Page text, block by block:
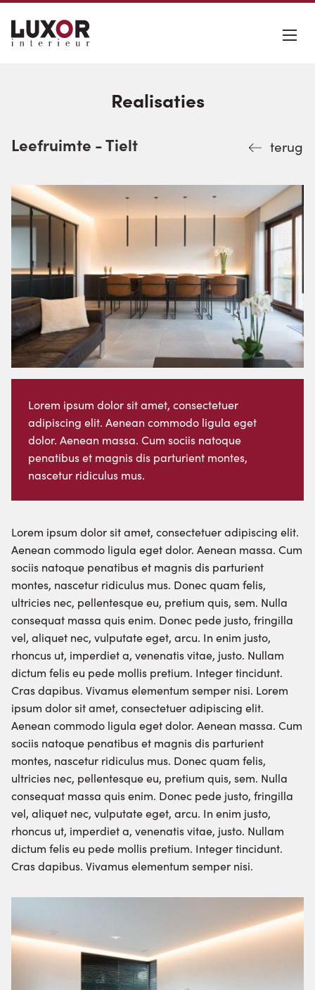
Realisaties
Leefruimte - Tielt terug
Lorem ipsum dolor sit amet, consectetuer
adipiscing elit. Aenean commodo ligula eget
dolor. Aenean massa. Cum sociis natoque
penatibus et magnis dis parturient montes,
nascetur ridiculus mus.
Lorem ipsum dolor sit amet, consectetuer adipiscing elit.
Aenean commodo ligula eget dolor. Aenean massa. Cum
sociis natoque penatibus et magnis dis parturient
montes, nascetur ridiculus mus. Donec quam felis,
ultricies nec, pellentesque eu, pretium quis, sem. Nulla
consequat massa quis enim. Donec pede justo, fringilla
vel, aliquet nec, vulputate eget, arcu. In enim justo,
rhoncus ut, imperdiet a, venenatis vitae, justo. Nullam
dictum felis eu pede mollis pretium. Integer tincidunt.
Cras dapibus. Vivamus elementum semper nisi. Lorem
ipsum dolor sit amet, consectetuer adipiscing elit.
Aenean commodo ligula eget dolor. Aenean massa. Cum
sociis natoque penatibus et magnis dis parturient
montes, nascetur ridiculus mus. Donec quam felis,
ultricies nec, pellentesque eu, pretium quis, sem. Nulla
consequat massa quis enim. Donec pede justo, fringilla
vel, aliquet nec, vulputate eget, arcu. In enim justo,
rhoncus ut, imperdiet a, venenatis vitae, justo. Nullam
dictum felis eu pede mollis pretium. Integer tincidunt.
Cras dapibus. Vivamus elementum semper nisi.